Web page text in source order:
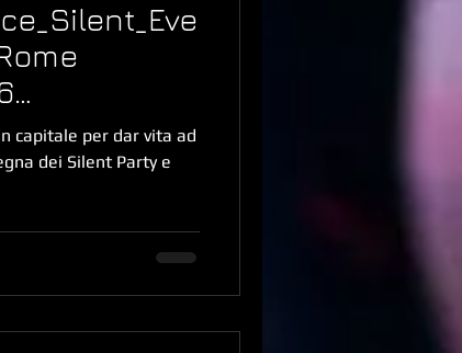
per dar vita ad
dei Silent Party e